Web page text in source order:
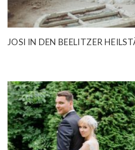
JOSI IN DEN BEELITZER